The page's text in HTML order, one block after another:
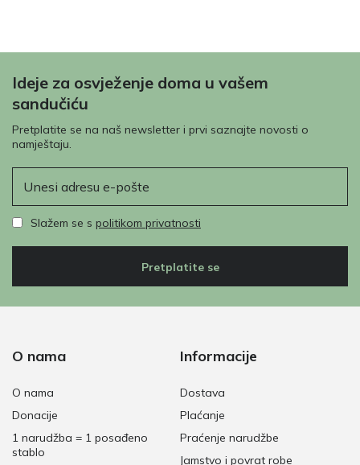
Ideje za osvježenje doma u vašem
sandučiću
Pretplatite se na naš newsletter i prvi saznajte novosti o
namještaju.
Slažem se s politikom privatnosti
Pretplatite se
O nama
O nama
Donacije
1 narudžba = 1 posađeno
stablo
Informacije
Dostava
Plaćanje
Praćenje narudžbe
Jamstvo i povrat robe